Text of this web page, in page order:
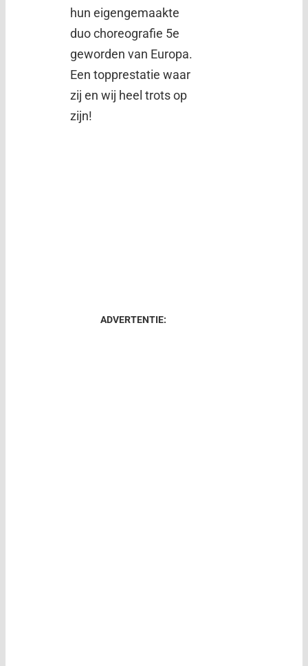
hun eigengemaakte
duo choreografie 5e
geworden van Europa.
Een topprestatie waar
zij en wij heel trots op
zijn!
ADVERTENTIE: